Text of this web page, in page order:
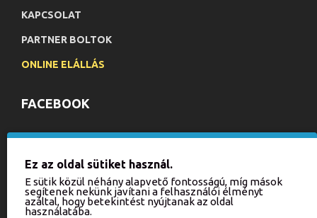
KAPCSOLAT
PARTNER BOLTOK
ONLINE ELÁLLÁS
FACEBOOK
akcióinkról és újdonságainkról!
Ez az oldal sütiket használ.
E sütik közül néhány alapvető fontosságú, míg mások
segítenek nekünk javítani a felhasználói élményt
azáltal, hogy betekintést nyújtanak az oldal
használatába.